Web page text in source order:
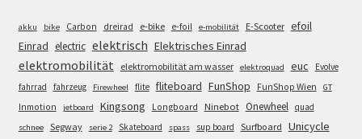
akku bike Carbon dreirad e-bike e-foil e-mobilität E-Scooter efoil
Einrad electric elektrisch Elektrisches Einrad
elektromobilität elektromobilität am wasser elektroquad euc
Evolve
fahrrad
fahrzeug Firewheel flite fliteboard FunShop FunShop Wien GT
Inmotion jetboard Kingsong Longboard Ninebot Onewheel quad
schnee Segway serie 2 Skateboard spass sup board Surfboard Unicycle